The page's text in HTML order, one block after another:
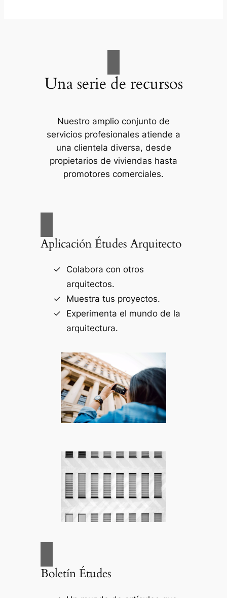
Una serie de recursos
Nuestro amplio conjunto de
servicios profesionales atiende a
una clientela diversa, desde
propietarios de viviendas hasta
promotores comerciales.
Aplicación Études Arquitecto
Colabora con otros
arquitectos.
Muestra tus proyectos.
Experimenta el mundo de la
arquitectura.
Boletín Études